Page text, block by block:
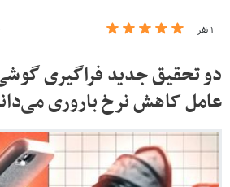
۱ نفر
دو تحقیق جدید فراگیری
عامل کاهش نرخ باروری